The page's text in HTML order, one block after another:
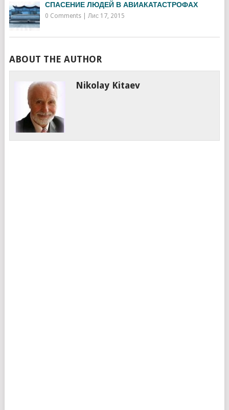
СПАСЕНИЕ ЛЮДЕЙ В АВИАКАТАСТРОФАХ
0 Comments| Лис 17, 2015
ABOUT THE AUTHOR
Nikolay Kitaev